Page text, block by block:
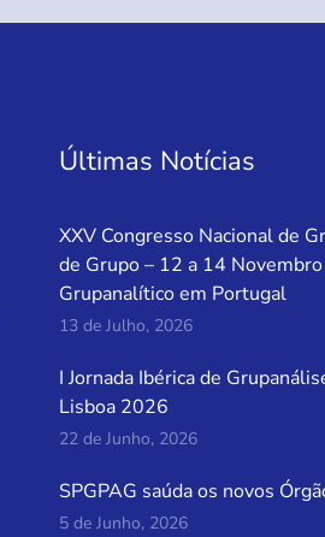
Últimas Notícias
XXV Congresso Nacional de
de Grupo – 12 a 14
Grupanalítico em Portugal
13 de Julho, 2026
I Jornada Ibérica de
Lisboa 2026
22 de Junho, 2026
SPGPAG saúda os novos
5 de Junho, 2026